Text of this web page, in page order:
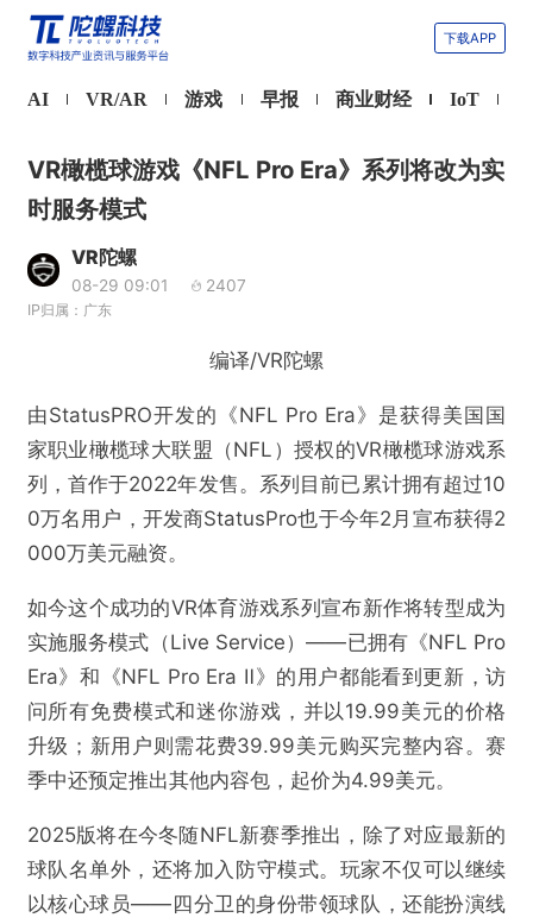
下载APP
AI VR/AR 游戏 早报 商业财经 IoT
VR橄榄球游戏《NFL Pro Era》系列将改为实
时服务模式
VR陀螺
08-29 09:01 2407
IP归属：广东
编译/VR陀螺
由StatusPRO开发的《NFL Pro Era》是获得美国国
家职业橄榄球大联盟（NFL）授权的VR橄榄球游戏系
列，首作于2022年发售。系列目前已累计拥有超过10
0万名用户，开发商StatusPro也于今年2月宣布获得2
000万美元融资。
如今这个成功的VR体育游戏系列宣布新作将转型成为
实施服务模式（Live Service）——已拥有《NFL Pro
Era》和《NFL Pro Era Ⅱ》的用户都能看到更新，访
问所有免费模式和迷你游戏，并以19.99美元的价格
升级；新用户则需花费39.99美元购买完整内容。赛
季中还预定推出其他内容包，起价为4.99美元。
2025版将在今冬随NFL新赛季推出，除了对应最新的
球队名单外，还将加入防守模式。玩家不仅可以继续
以核心球员——四分卫的身份带领球队，还能扮演线